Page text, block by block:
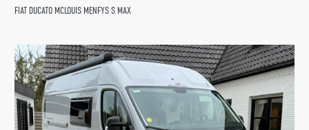
FIAT DUCATO MCLOUIS MENFYS S MAX